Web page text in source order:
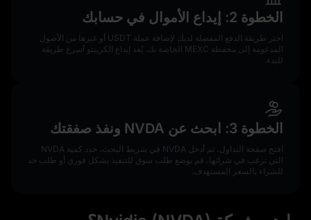
الخطوة 2: إيداع الأموال في حسابك
اختر طريقة الدفع المفضلة لديك لإضافة عملة USDT أو غيرها من الأصول
المدعومة إلى محفظة MEXC الخاصة بك. يُعد إيداع الكريبتو أسرع طريقة
للبدء.
الخطوة 3: ابحث عن NVDA ونفذ صفقتك
افتح صفحة التداول، ثم أدخل NVDA في شريط البحث، حدد كمية NVDA
التي ترغب في شرائها، قم بوضع طلب سوق للتنفيذ بشكل فوري أو طلب حد
للشراء بالسعر المستهدف.